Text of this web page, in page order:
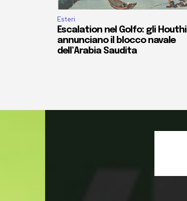
Esteri
Escalation nel Golfo: gli Houthi
annunciano il blocco navale
dell’Arabia Saudita